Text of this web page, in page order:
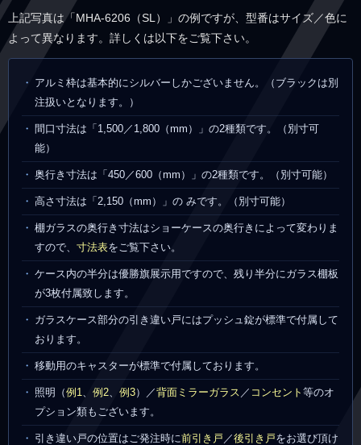
上記写真は「MHA-6206（SL）」の例ですが、型番はサイズ／色に
よって異なります。詳しくは以下をご覧下さい。
アルミ枠は基本的にシルバーしかございません。（ブラックは別
注扱いとなります。）
間口寸法は「1,500／1,800（mm）」の2種類です。（別寸可
能）
奥行き寸法は「450／600（mm）」の2種類です。（別寸可能）
高さ寸法は「2,150（mm）」の みです。（別寸可能）
棚ガラスの奥行き寸法はショーケースの奥行きによって変わりま
すので、 寸法表をご覧下さい。
ケース内の半分は優勝旗展示用ですので、残り半分にガラス棚板
が3枚付属致します。
ガラスケース部分の引き違い戸にはプッシュ錠が標準で付属して
おります。
移動用のキャスターが標準で付属しております。
照明（例1、 例2、 例3）／背面ミラーガラス ／ コンセント 等のオ
プション類もございます。
引き違い戸の位置はご発注時に前引き戸 ／後引き戸をお選び頂け